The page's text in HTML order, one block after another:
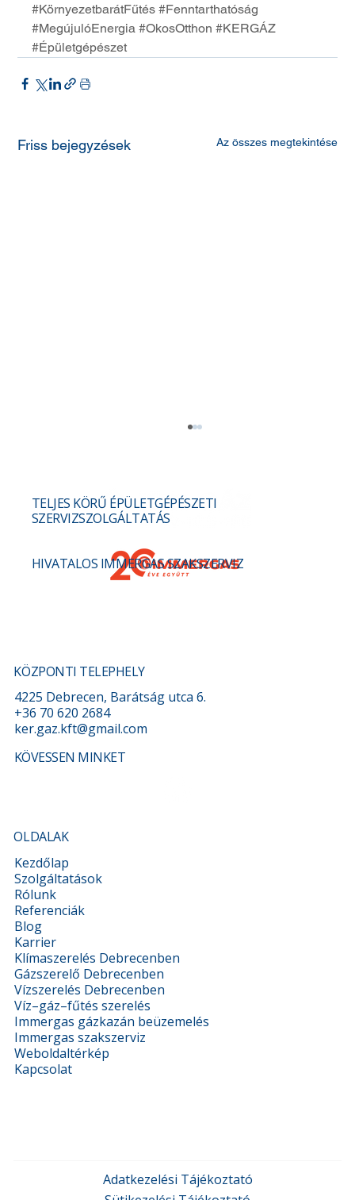
#KörnyezetbarátFűtés #Fenntarthatóság
#MegújulóEnergia #OkosOtthon #KERGÁZ
#Épületgépészet
Friss bejegyzések Az összes megtekintése
KÖZPONTI TELEPHELY
4225 Debrecen, Barátság utca 6.
+36 70 620 2684
ker.gaz.kft@gmail.com
OLDALAK
Kezdőlap
Szolgáltatások
Rólunk
Referenciák
Blog
Karrier
Klímaszerelés Debrecenben
Gázszerelő Debrecenben
Vízszerelés Debrecenben
Víz–gáz–fűtés szerelés
Immergas gázkazán beüzemelés
Immergas szakszerviz
Weboldaltérkép
Kapcsolat
KÖVESSEN MINKET
TELJES KÖRŰ ÉPÜLETGÉPÉSZETI
SZERVIZSZOLGÁLTATÁS
HIVATALOS IMMERGAS SZAKSZERVIZ
Adatkezelési Tájékoztató